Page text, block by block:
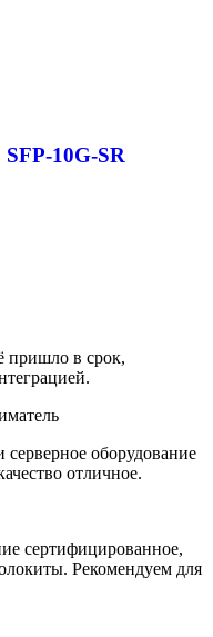
10G-SR
пришло в срок,
оборудование
отличное.
сертифицированное,
Рекомендуем для